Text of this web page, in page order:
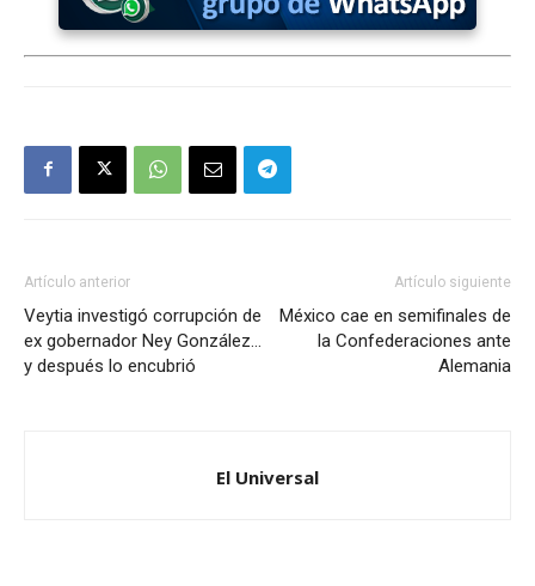
Artículo anterior
Veytia investigó corrupción de
ex gobernador Ney González…
y después lo encubrió
Artículo siguiente
México cae en semifinales de
la Confederaciones ante
Alemania
El Universal